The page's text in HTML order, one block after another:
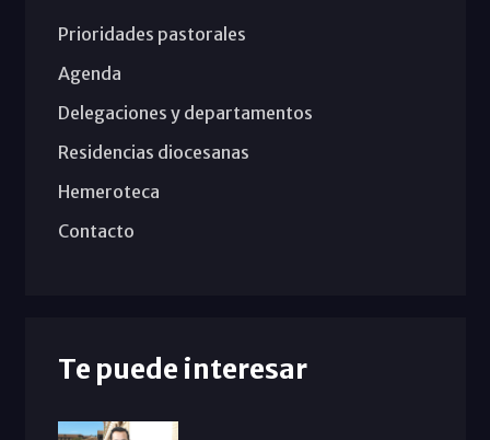
Prioridades pastorales
Agenda
Delegaciones y departamentos
Residencias diocesanas
Hemeroteca
Contacto
Te puede interesar